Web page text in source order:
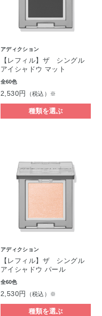
アディクション
【レフィル】ザ シングル
アイシャドウ マット
全60色
2,530円 （税込）※
種類を選ぶ
アディクション
【レフィル】ザ シングル
アイシャドウ パール
全60色
2,530円 （税込）※
種類を選ぶ